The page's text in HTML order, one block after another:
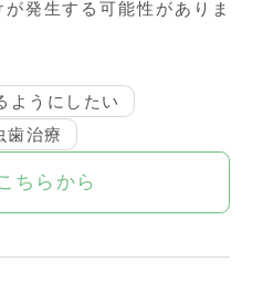
発生する可能性がありま
ようにしたい
歯治療
ちらから